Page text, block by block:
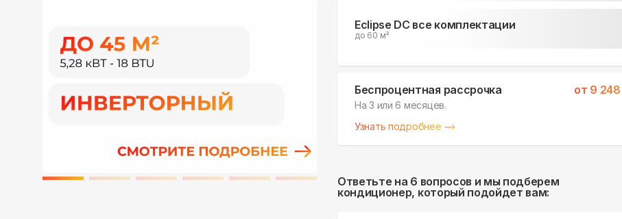
Eclipse DC все комплектации
до 60 м²
Беспроцентная рассрочка от 9 248
На 3 или 6 месяцев.
Узнать подробнее
Ответьте на 6 вопросов и мы подберем
кондиционер, который подойдет вам: